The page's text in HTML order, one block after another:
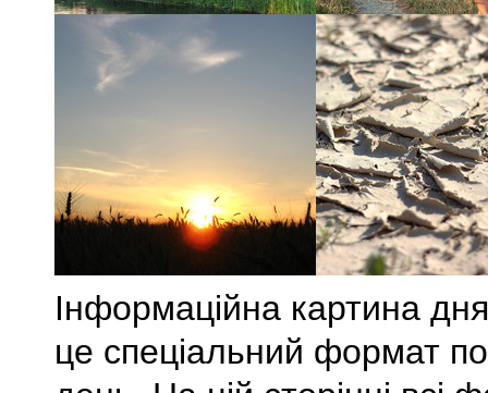
Інформаційна картина
це спеціальний формат